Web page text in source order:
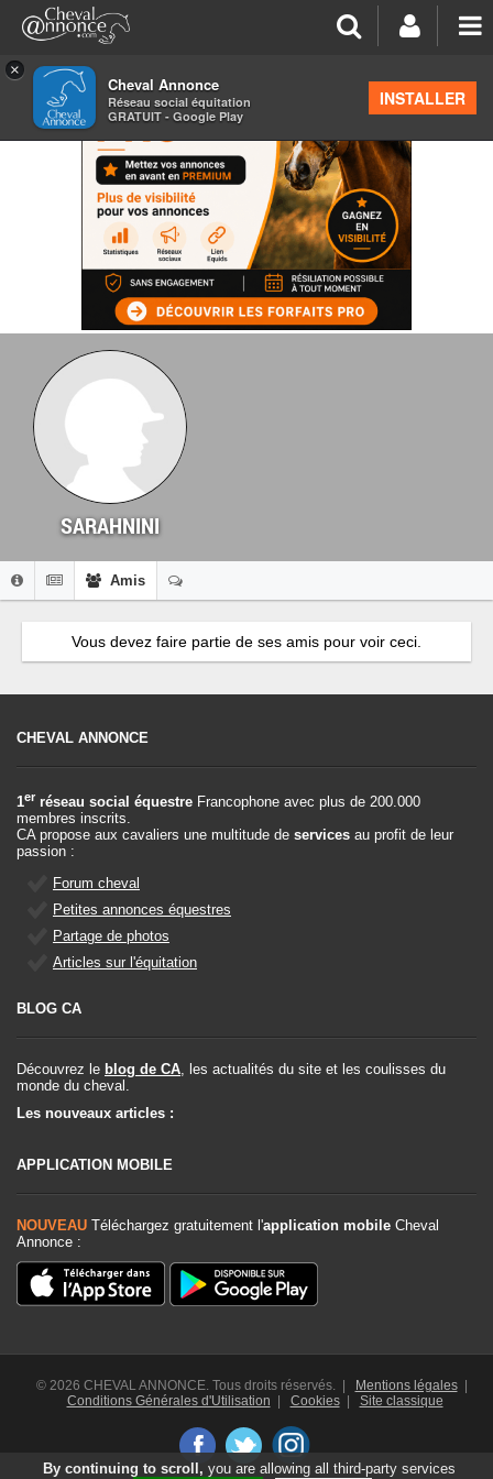
×
Cheval Annonce
Réseau social équitation
GRATUIT - Google Play
INSTALLER
SARAHNINI
Amis
Vous devez faire partie de ses amis pour voir ceci.
CHEVAL ANNONCE
1er réseau social équestre Francophone avec plus de 200.000
membres inscrits.
CA propose aux cavaliers une multitude de services au profit de leur
passion :
Forum cheval
Petites annonces équestres
Partage de photos
Articles sur l'équitation
BLOG CA
Découvrez le blog de CA, les actualités du site et les coulisses du
monde du cheval.
Les nouveaux articles :
APPLICATION MOBILE
NOUVEAU Téléchargez gratuitement l'application mobile Cheval
Annonce :
© 2026 CHEVAL ANNONCE. Tous droits réservés. | Mentions légales|
Conditions Générales d'Utilisation
Cookies| Site classique
By continuing to scroll, you are allowing all third-party services